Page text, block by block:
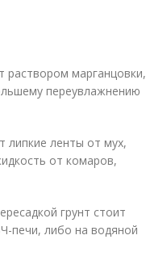
раствором марганцовки,
переувлажнению
липкие ленты от мух,
от комаров,
грунт стоит
печи, либо на водяной